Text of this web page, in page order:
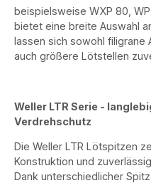
beispielsweise WXP 80,
bietet eine breite Auswahl
lassen sich sowohl filigrane
auch größere Lötstellen
Weller LTR Serie -
Verdrehschutz
Die Weller LTR Lötspitzen
Konstruktion und
Dank unterschiedlicher